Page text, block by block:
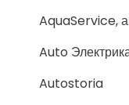
AquaService,
Auto
Autostoria